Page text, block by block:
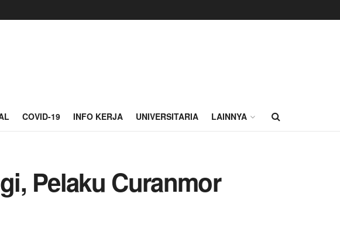
COVID-19 INFO KERJA UNIVERSITARIA LAINNYA
Pelaku Curanmor